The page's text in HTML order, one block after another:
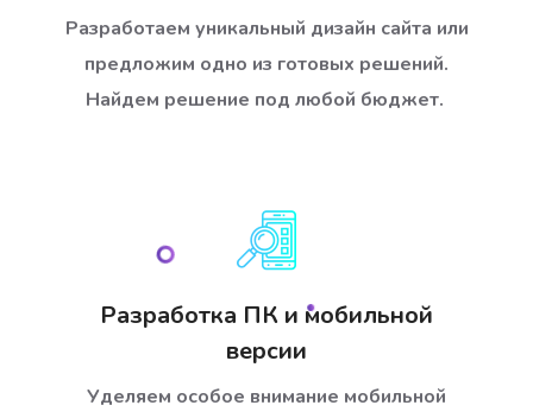
Разработаем уникальный дизайн сайта или
предложим одно из готовых решений.
Найдем решение под любой бюджет.
Разработка ПК и мобильной
версии
Уделяем особое внимание мобильной